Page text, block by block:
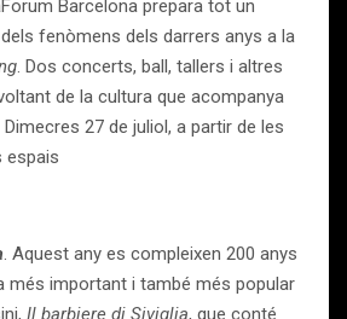
Barcelona prepara tot un
fenòmens dels darrers anys a la
. Dos concerts, ball, tallers i altres
de la cultura que acompanya
27 de juliol, a partir de les
espais
. Aquest any es compleixen 200 anys
més important i també més popular
Il barbiere di Siviglia, que conté